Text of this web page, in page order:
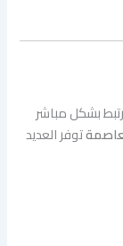
بشكل مباشر
توفر العديد